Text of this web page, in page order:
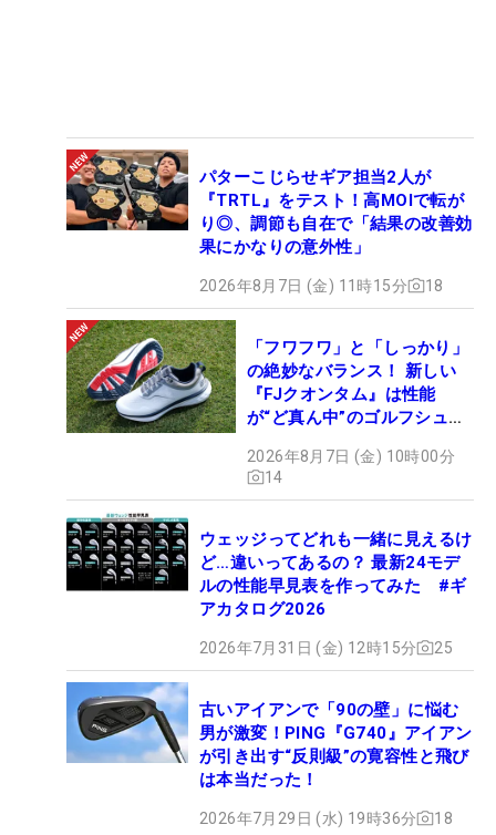
パターこじらせギア担当2人が
『TRTL』をテスト！高MOIで転が
り◎、調節も自在で「結果の改善効
果にかなりの意外性」
2026年8月7日 (金) 11時15分 18
「フワフワ」と「しっかり」
の絶妙なバランス！ 新しい
『FJクオンタム』は性能
が“ど真ん中”のゴルフシュー
2026年8月7日 (金) 10時00分
14
ウェッジってどれも一緒に見えるけ
ど…違いってあるの？ 最新24モデ
ルの性能早見表を作ってみた #ギ
アカタログ2026
2026年7月31日 (金) 12時15分 25
古いアイアンで「90の壁」に悩む
男が激変！PING『G740』アイアン
が引き出す“反則級”の寛容性と飛び
は本当だった！
2026年7月29日 (水) 19時36分 18